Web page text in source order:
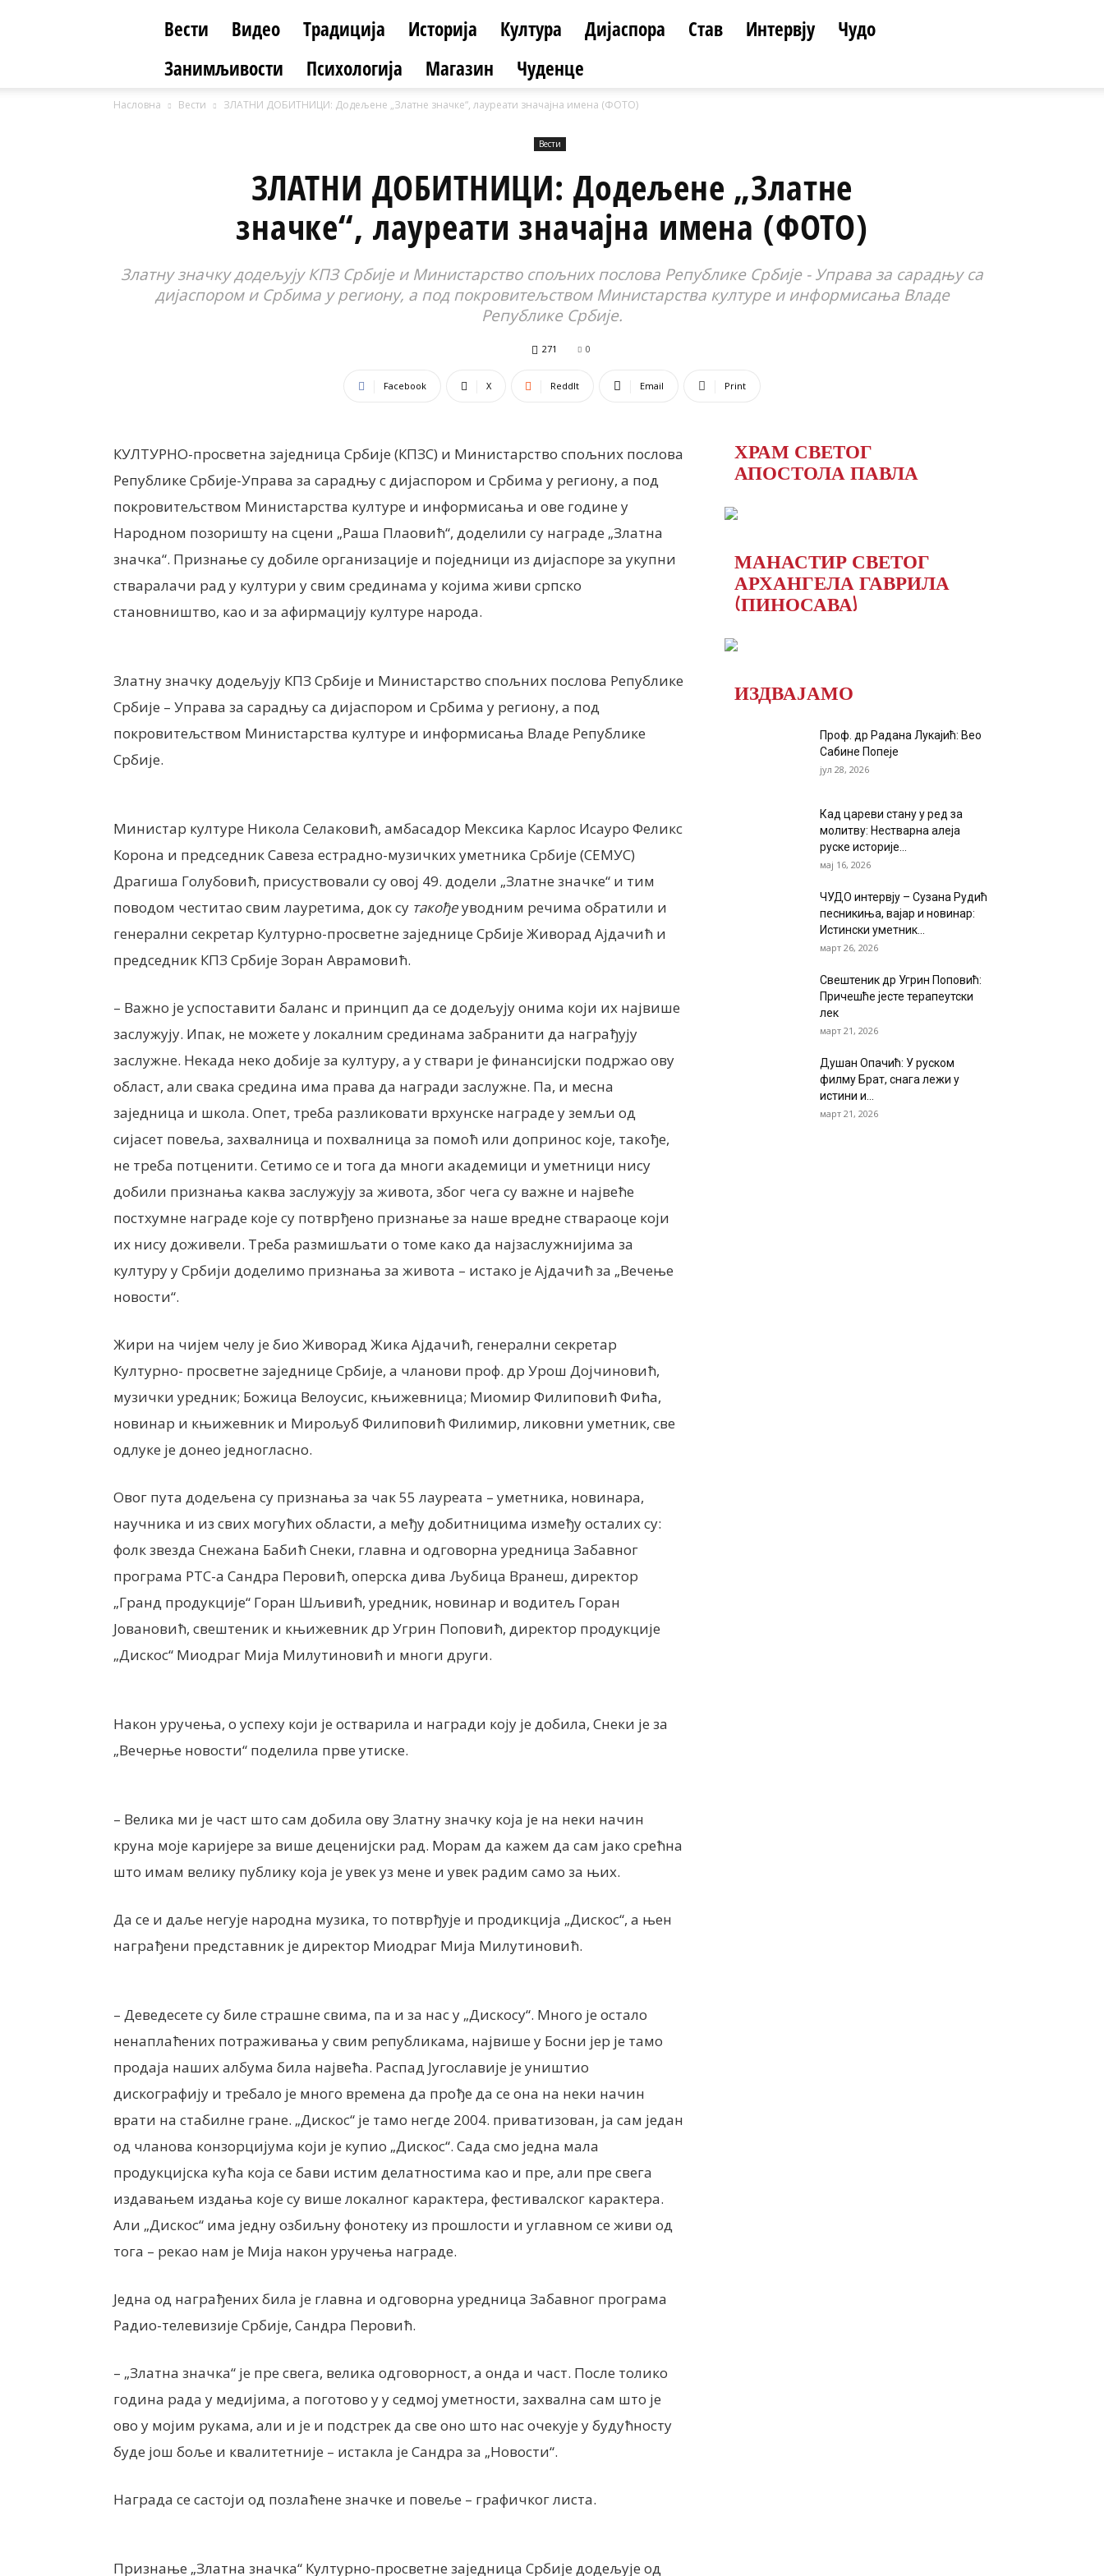
Вести Видео Традиција Историја Култура Дијаспора Став Интервју
Чудо
Занимљивости
Психологија Магазин Чуденце
Насловна Вести ЗЛАТНИ ДОБИТНИЦИ: Додељене „Златне значке“, лауреати значајна имена (ФОТО)
Вести
ЗЛАТНИ ДОБИТНИЦИ: Додељене „Златне
значке“, лауреати значајна имена (ФОТО)
Златну значку додељују КПЗ Србије и Министарство спољних послова Републике Србије - Управа за сарадњу са
дијаспором и Србима у региону, а под покровитељством Министарства културе и информисања Владе
Републике Србије.
271 0
Facebook X ReddIt Email Print
КУЛТУРНО-просветна заједница Србије (КПЗС) и Министарство спољних послова
Републике Србије-Управа за сарадњу с дијаспором и Србима у региону, а под
покровитељством Министарства културе и информисања и ове године у
Народном позоришту на сцени „Раша Плаовић“, доделили су награде „Златна
значка“. Признање су добиле организације и поједници из дијаспоре за укупни
стваралачи рад у култури у свим срединама у којима живи српско
становништво, као и за афирмацију културе народа.
Златну значку додељују КПЗ Србије и Министарство спољних послова Републике
Србије – Управа за сарадњу са дијаспором и Србима у региону, а под
покровитељством Министарства културе и информисања Владе Републике
Србије.
Министар културе Никола Селаковић, амбасадор Мексика Карлос Исауро Феликс
Корона и председник Савеза естрадно-музичких уметника Србије (СЕМУС)
Драгиша Голубовић, присуствовали су овој 49. додели „Златне значке“ и тим
поводом честитао свим лауретима, док су такођеуводним речима обратили и
генерални секретар Културно-просветне заједнице Србије Живорад Ајдачић и
председник КПЗ Србије Зоран Аврамовић.
– Важно је успоставити баланс и принцип да се додељују онима који их највише
заслужују. Ипак, не можете у локалним срединама забранити да награђују
заслужне. Некада неко добије за културу, а у ствари је финансијски подржао ову
област, али свака средина има права да награди заслужне. Па, и месна
заједница и школа. Опет, треба разликовати врхунске награде у земљи од
сијасет повеља, захвалница и похвалница за помоћ или допринос које, такође,
не треба потценити. Сетимо се и тога да многи академици и уметници нису
добили признања каква заслужују за живота, због чега су важне и највеће
постхумне награде које су потврђено признање за наше вредне ствараоце који
их нису доживели. Треба размишљати о томе како да најзаслужнијима за
културу у Србији доделимо признања за живота – истако је Ајдачић за „Вечење
новости“.
Жири на чијем челу је био Живорад Жика Ајдачић, генерални секретар
Културно- просветне заједнице Србије, а чланови проф. др Урош Дојчиновић,
музички уредник; Божица Велоусис, књижевница; Миомир Филиповић Фића,
новинар и књижевник и Мирољуб Филиповић Филимир, ликовни уметник, све
одлуке је донео једногласно.
Овог пута додељена су признања за чак 55 лауреата – уметника, новинара,
научника и из свих могућих области, а међу добитницима између осталих су:
фолк звезда Снежана Бабић Снеки, главна и одговорна уредница Забавног
програма РТС-а Сандра Перовић, оперска дива Љубица Вранеш, директор
„Гранд продукције“ Горан Шљивић, уредник, новинар и водитељ Горан
Јовановић, свештеник и књижевник др Угрин Поповић, директор продукције
„Дискос“ Миодраг Мија Милутиновић и многи други.
Након уручења, о успеху који је остварила и награди коју је добила, Снеки је за
„Вечерње новости“ поделила прве утиске.
– Велика ми је част што сам добила ову Златну значку која је на неки начин
круна моје каријере за више деценијски рад. Морам да кажем да сам јако срећна
што имам велику публику која је увек уз мене и увек радим само за њих.
Да се и даље негује народна музика, то потврђује и продикција „Дискос“, а њен
награђени представник је директор Миодраг Мија Милутиновић.
– Деведесете су биле страшне свима, па и за нас у „Дискосу“. Много је остало
ненаплаћених потраживања у свим републикама, највише у Босни јер је тамо
продаја наших албума била највећа. Распад Југославије је уништио
дискографију и требало је много времена да прође да се она на неки начин
врати на стабилне гране. „Дискос“ је тамо негде 2004. приватизован, ја сам један
од чланова конзорцијума који је купио „Дискос“. Сада смо једна мала
продукцијска кућа која се бави истим делатностима као и пре, али пре свега
издавањем издања које су више локалног карактера, фестивалског карактера.
Али „Дискос“ има једну озбиљну фонотеку из прошлости и углавном се живи од
тога – рекао нам је Мија након уручења награде.
Једна од награђених била је главна и одговорна уредница Забавног програма
Радио-телевизије Србије, Сандра Перовић.
– „Златна значка“ је пре свега, велика одговорност, а онда и част. После толико
година рада у медијима, а поготово у у седмој уметности, захвална сам што је
ово у мојим рукама, али и је и подстрек да све оно што нас очекује у будућносту
буде још боље и квалитетније – истакла је Сандра за „Новости“.
Награда се састоји од позлаћене значке и повеље – графичког листа.
Признање „Златна значка“ Културно-просветне заједница Србије додељује од
ХРАМ СВЕТОГ
АПОСТОЛА ПАВЛА
МАНАСТИР СВЕТОГ
АРХАНГЕЛА ГАВРИЛА
(ПИНОСАВА)
ИЗДВАЈАМО
Проф. др Радана Лукајић: Вео
Сабине Попеје
јул 28, 2026
Кад цареви стану у ред за
молитву: Нестварна алеја
руске историје...
мај 16, 2026
ЧУДО интервју – Сузана Рудић
песникиња, вајар и новинар:
Истински уметник...
март 26, 2026
Свештеник др Угрин Поповић:
Причешће јесте терапеутски
лек
март 21, 2026
Душан Опачић: У руском
филму Брат, снага лежи у
истини и...
март 21, 2026